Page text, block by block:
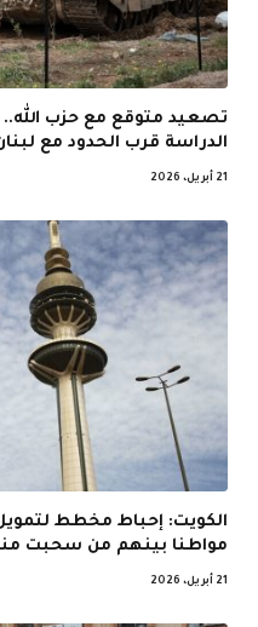
تصعيد متوقع مع حزب الله..
الدراسة قرب الحدود مع
21 أبريل، 2026
مواطنا بينهم من سحبت
21 أبريل، 2026